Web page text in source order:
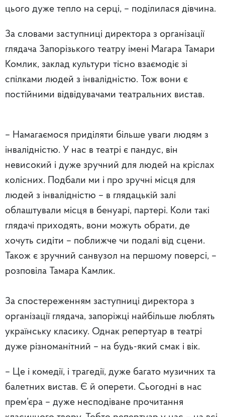
цього дуже тепло на серці, – поділилася дівчина.
За словами заступниці директора з організації
глядача Запорізького театру імені Магара Тамари
Комлик, заклад культури тісно взаємодіє зі
спілками людей з інвалідністю. Тож вони є
постійними відвідувачами театральних вистав.
– Намагаємося приділяти більше уваги людям з
інвалідністю. У нас в театрі є пандус, він
невисокий і дуже зручний для людей на кріслах
колісних. Подбали ми і про зручні місця для
людей з інвалідністю – в глядацькій залі
облаштували місця в бенуарі, партері. Коли такі
глядачі приходять, вони можуть обрати, де
хочуть сидіти – поближче чи подалі від сцени.
Також є зручний санвузол на першому поверсі, –
розповіла Тамара Камлик.
За спостереженням заступниці директора з
організації глядача, запоріжці найбільше люблять
українську класику. Однак репертуар в театрі
дуже різноманітний – на будь-який смак і вік.
– Це і комедії, і трагедії, дуже багато музичних та
балетних вистав. Є й оперети. Сьогодні в нас
прем’єра – дуже несподіване прочитання